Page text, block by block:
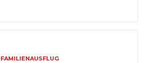
FAMILIENAUSFLUG